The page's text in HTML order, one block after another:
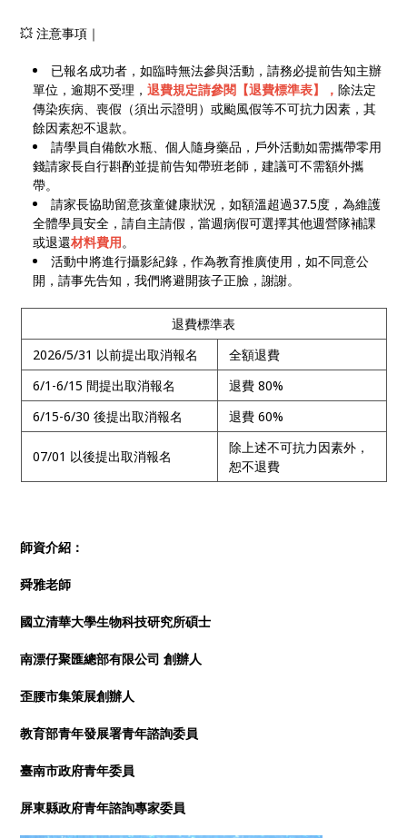
💥 注意事項｜
已報名成功者，如臨時無法參與活動，請務必提前告知主辦
單位，逾期不受理，退費規定請參閱【退費標準表】，除法定
傳染疾病、喪假（須出示證明）或颱風假等不可抗力因素，其
餘因素恕不退款。
請學員自備飲水瓶、個人隨身藥品，戶外活動如需攜帶零用
錢請家長自行斟酌並提前告知帶班老師，建議可不需額外攜
帶。
請家長協助留意孩童健康狀況，如額溫超過37.5度，為維護
全體學員安全，請自主請假，當週病假可選擇其他週營隊補課
或退還材料費用。
活動中將進行攝影紀錄，作為教育推廣使用，如不同意公
開，請事先告知，我們將避開孩子正臉，謝謝。
退費標準表
2026/5/31 以前提出取消報名
全額退費
6/1-6/15 間提出取消報名
退費 80%
6/15-6/30 後提出取消報名
退費 60%
07/01 以後提出取消報名
除上述不可抗力因素外，
恕不退費
師資介紹：
舜雅老師
國立清華大學生物科技研究所碩士
南漂仔聚匯總部有限公司 創辦人
歪腰市集策展創辦人
教育部青年發展署青年諮詢委員
臺南市政府青年委員
屏東縣政府青年諮詢專家委員